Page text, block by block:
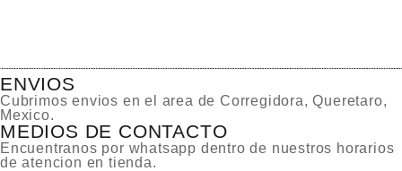
ENVIOS
Cubrimos envios en el area de Corregidora, Queretaro,
Mexico.
MEDIOS DE CONTACTO
Encuentranos por whatsapp dentro de nuestros horarios
de atencion en tienda.